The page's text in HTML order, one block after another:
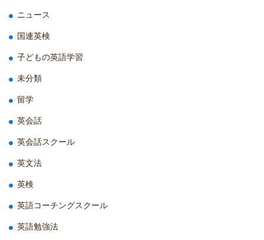
ニュース
国連英検
子どもの英語学習
未分類
留学
英会話
英会話スクール
英文法
英検
英語コーチングスクール
英語勉強法